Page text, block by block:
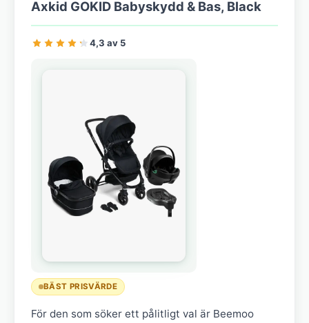
Axkid GOKID Babyskydd & Bas, Black
4,3 av 5
BÄST PRISVÄRDE
För den som söker ett pålitligt val är Beemoo